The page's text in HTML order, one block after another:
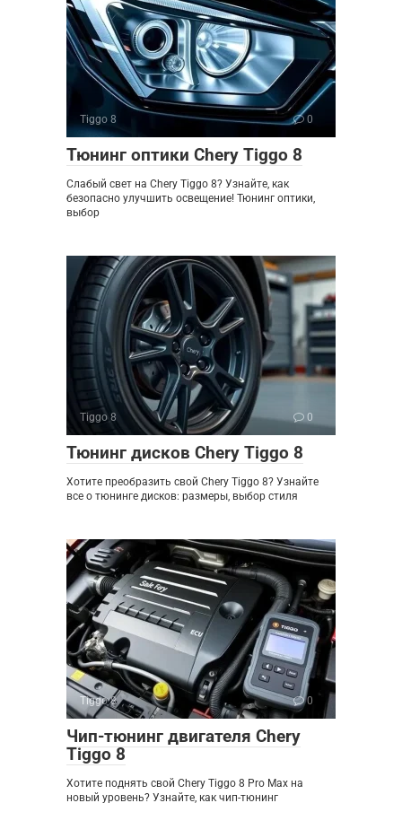
Tiggo 8 0
Тюнинг оптики Chery Tiggo 8
Слабый свет на Chery Tiggo 8? Узнайте, как
безопасно улучшить освещение! Тюнинг оптики,
выбор
Tiggo 8 0
Тюнинг дисков Chery Tiggo 8
Хотите преобразить свой Chery Tiggo 8? Узнайте
все о тюнинге дисков: размеры, выбор стиля
Tiggo 8 0
Чип-тюнинг двигателя Chery
Tiggo 8
Хотите поднять свой Chery Tiggo 8 Pro Max на
новый уровень? Узнайте, как чип-тюнинг